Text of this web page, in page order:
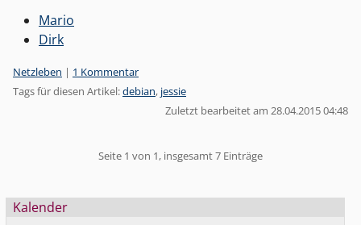
Mario
Dirk
Kategorien:
Netzleben | 1 Kommentar
Tags für diesen Artikel:debian, jessie
Zuletzt bearbeitet am 28.04.2015 04:48
Seite 1 von 1, insgesamt 7 Einträge
Seitenleiste
Kalender